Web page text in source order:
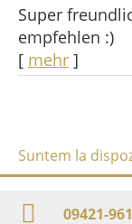
Super
empfehlen :)
[ mehr ]
Suntem la
09421-